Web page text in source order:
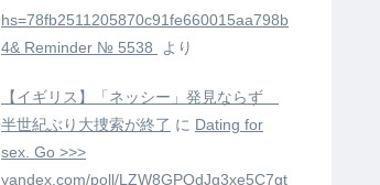
hs=78fb2511205870c91fe660015aa798b
4& Reminder № 5538 ️
より
【イギリス】「ネッシー」発見ならず
半世紀ぶり大捜索が終了 に Dating for
sex. Go >>>
yandex.com/poll/LZW8GPQdJg3xe5C7gt